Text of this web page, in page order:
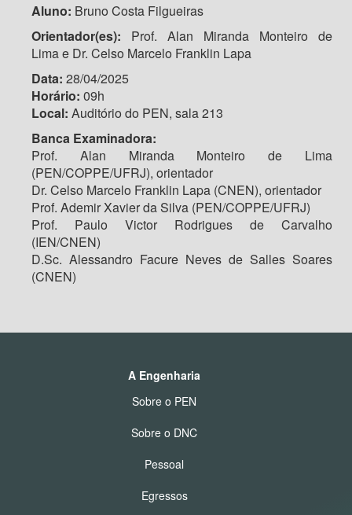
Aluno: Bruno Costa Filgueiras
Orientador(es): Prof. Alan Miranda Monteiro de
Lima e Dr. Celso Marcelo Franklin Lapa
Data: 28/04/2025
Horário: 09h
Local: Auditório do PEN, sala 213
Banca Examinadora:
Prof. Alan Miranda Monteiro de Lima
(PEN/COPPE/UFRJ), orientador
Dr. Celso Marcelo Franklin Lapa (CNEN), orientador
Prof. Ademir Xavier da Silva (PEN/COPPE/UFRJ)
Prof. Paulo Victor Rodrigues de Carvalho
(IEN/CNEN)
D.Sc. Alessandro Facure Neves de Salles Soares
(CNEN)
A Engenharia
Sobre o PEN
Sobre o DNC
Pessoal
Egressos